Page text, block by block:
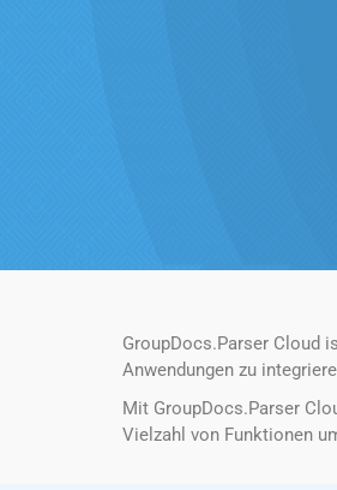
GroupDocs.Parser Cloud
Anwendungen zu
Mit GroupDocs.Parser
Vielzahl von Funktionen